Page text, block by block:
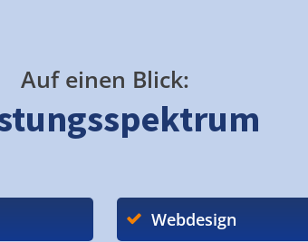
Auf einen Blick:
Webdesign